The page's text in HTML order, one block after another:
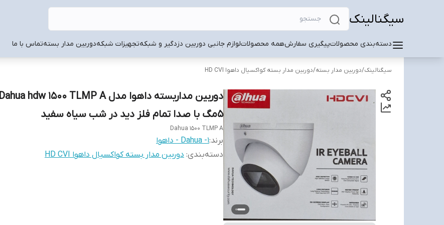
سیگنالینک
دسته‌بندی محصولاتپیگیری سفارشهمه محصولاتلوازم جانبی دوربین دزدگیر و شبکهتجهیزات شبکهدوربین مدار بستهتماس با ما
سیگنالینک/دوربین مدار بسته/دوربین مدار بسته کواکسیال داهوا HD CVI
5مگ با صدا تمام فلز دید در شب سیاه سفید
Dahua 1500 TLMP A
برند:1- Dahua - داهوا
دسته‌بندی: دوربین مدار بسته کواکسیال داهوا HD CVI